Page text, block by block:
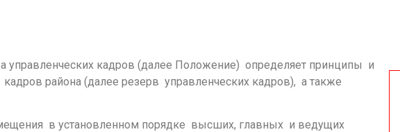
кадров (далее Положение) определяет принципы и
района (далее резерв управленческих кадров), а также
в установленном порядке высших, главных и ведущих